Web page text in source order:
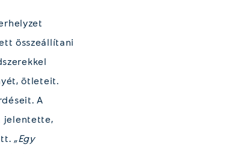
összeállítani
ötleteit.
A
jelentette,
„Egy